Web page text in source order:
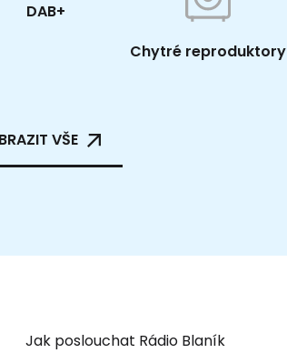
DAB+
Chytré reproduktory
VŠE
Jak poslouchat Rádio Blaník